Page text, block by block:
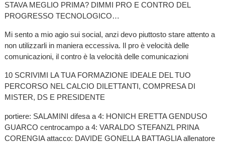
STAVA MEGLIO PRIMA? DIMMI PRO E CONTRO DEL
PROGRESSO TECNOLOGICO…
Mi sento a mio agio sui social, anzi devo piuttosto stare attento a
non utilizzarli in maniera eccessiva. Il pro è velocità delle
comunicazioni, il contro è la velocità delle comunicazioni
10 SCRIVIMI LA TUA FORMAZIONE IDEALE DEL TUO
PERCORSO NEL CALCIO DILETTANTI, COMPRESA DI
MISTER, DS E PRESIDENTE
portiere: SALAMINI difesa a 4: HONICH ERETTA GENDUSO
GUARCO centrocampo a 4: VARALDO STEFANZL PRINA
CORENGIA attacco: DAVIDE GONELLA BATTAGLIA allenatore